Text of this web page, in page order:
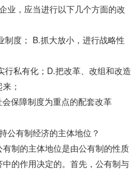
，应当进行以下几个方面的改
度； B.抓大放小，进行战略性
私有化；D.把改革、改组和改造
；
保障制度为重点的配套改革
有制经济的主体地位？
制的主体地位是由公有制的性质
的作用决定的。首先，公有制与